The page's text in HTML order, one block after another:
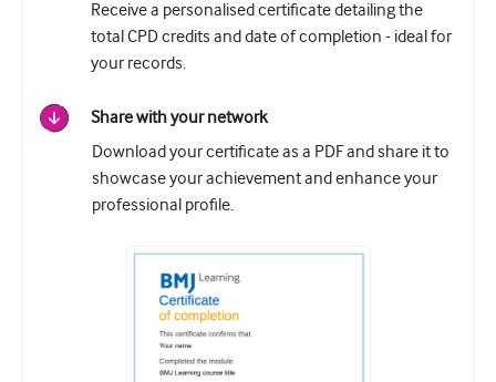
Receive a personalised certificate detailing the
total CPD credits and date of completion - ideal for
your records.
Share with your network
Download your certificate as a PDF and share it to
showcase your achievement and enhance your
professional profile.